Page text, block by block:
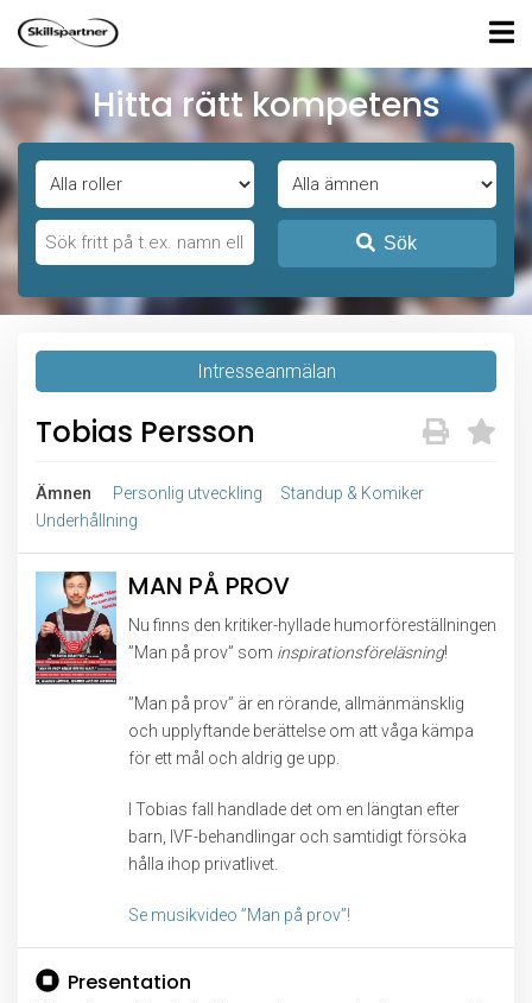
Hitta rätt kompetens
Sök
Intresseanmälan
Tobias Persson
Ämnen Personlig utveckling
Standup & Komiker
Underhållning
MAN PÅ PROV
Nu finns den kritiker-hyllade humorföreställningen
”Man på prov” som inspirationsföreläsning!
”Man på prov” är en rörande, allmänmänsklig
och upplyftande berättelse om att våga kämpa
för ett mål och aldrig ge upp.
I Tobias fall handlade det om en längtan efter
barn, IVF-behandlingar och samtidigt försöka
hålla ihop privatlivet.
Se musikvideo ”Man på prov”!
Presentation